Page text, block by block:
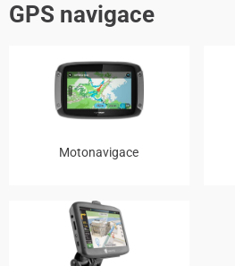
GPS navigace
Motonavigace